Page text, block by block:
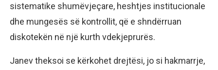
sistematike shumëvjeçare, heshtjes institucionale
dhe mungesës së kontrollit, që e shndërruan
diskotekën në një kurth vdekjeprurës.
Janev theksoi se kërkohet drejtësi, jo si hakmarrje,